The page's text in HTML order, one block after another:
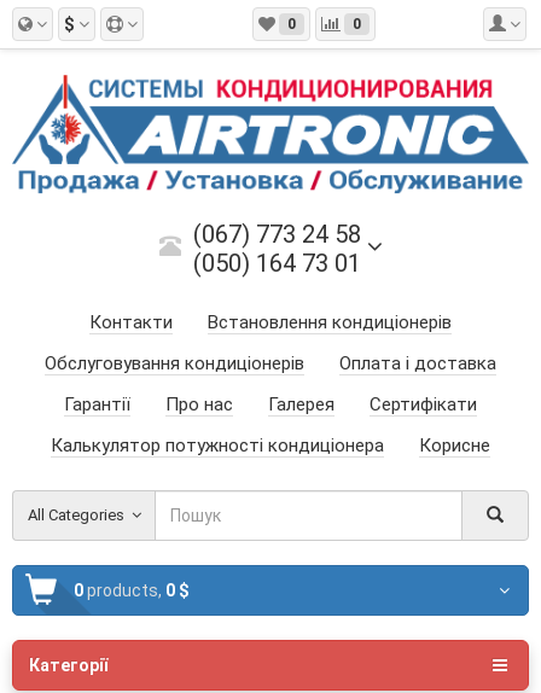
$ 0 0
(067) 773 24 58
(050) 164 73 01
Контакти
Встановлення кондиціонерів
Обслуговування кондиціонерів
Оплата і доставка
Гарантії
Про нас Галерея
Сертифікати
Калькулятор потужності кондиціонера
Корисне
All Categories
0products, 0 $
Категорії